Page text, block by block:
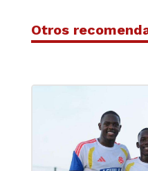
Otros